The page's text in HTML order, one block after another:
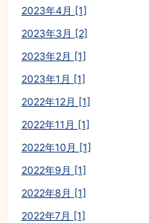
2023年4月 [1]
2023年3月 [2]
2023年2月 [1]
2023年1月 [1]
2022年12月 [1]
2022年11月 [1]
2022年10月 [1]
2022年9月 [1]
2022年8月 [1]
2022年7月 [1]